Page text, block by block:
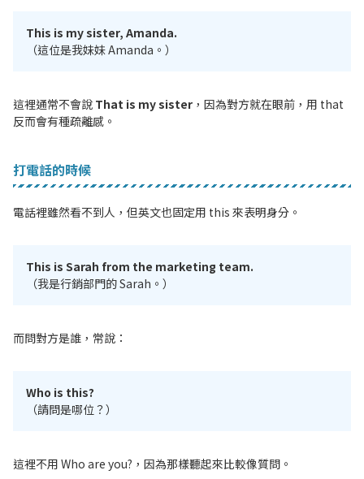
This is my sister, Amanda.
（這位是我妹妹 Amanda。）
這裡通常不會說 That is my sister ，因為對方就在眼前，用 that
反而會有種疏離感。
打電話的時候
電話裡雖然看不到人，但英文也固定用 this 來表明身分。
This is Sarah from the marketing team.
（我是行銷部門的 Sarah。）
而問對方是誰，常說：
Who is this?
（請問是哪位？）
這裡不用 Who are you?，因為那樣聽起來比較像質問。